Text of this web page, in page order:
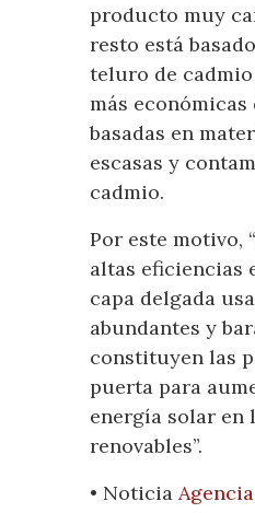
producto muy
resto está
teluro de
más
basadas en
escasas y
cadmio.
Por este motivo,
altas eficiencias
capa delgada
abundantes y
constituyen las
puerta para
energía solar en
renovables”.
• Noticia